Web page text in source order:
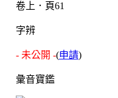
卷上．頁61
字辨
- 未公開 -(申請)
彙音寶鑑